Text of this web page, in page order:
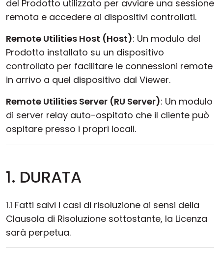
del Prodotto utilizzato per avviare una sessione
remota e accedere ai dispositivi controllati.
Remote Utilities Host (Host): Un modulo del
Prodotto installato su un dispositivo
controllato per facilitare le connessioni remote
in arrivo a quel dispositivo dal Viewer.
Remote Utilities Server (RU Server): Un modulo
di server relay auto-ospitato che il cliente può
ospitare presso i propri locali.
1. DURATA
1.1 Fatti salvi i casi di risoluzione ai sensi della
Clausola di Risoluzione sottostante, la Licenza
sarà perpetua.